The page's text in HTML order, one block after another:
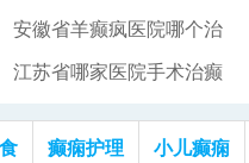
安徽省羊癫疯医院哪个治
的好
江苏省哪家医院手术治癫
癫痫护理 小儿癫痫